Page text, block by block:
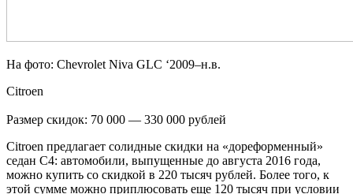
На фото: Chevrolet Niva GLC ‘2009–н.в.
Citroen
Размер скидок: 70 000 — 330 000 рублей
Citroen предлагает солидные скидки на «дореформенный»
седан C4: автомобили, выпущенные до августа 2016 года,
можно купить со скидкой в 220 тысяч рублей. Более того, к
этой сумме можно приплюсовать еще 120 тысяч при условии